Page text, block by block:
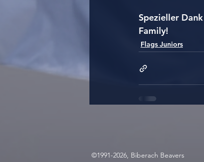
Spezieller
Family!
Flags Juniors
©1991-2026, Biberach Beavers